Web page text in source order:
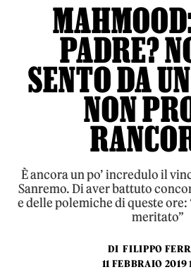
PADRE?
SENTO DA
NON
È ancora un po’ incredulo il
Sanremo. Di aver battuto
e delle polemiche di queste ore:
meritato”
DI FILIPPO
11 FEBBRAIO 2019